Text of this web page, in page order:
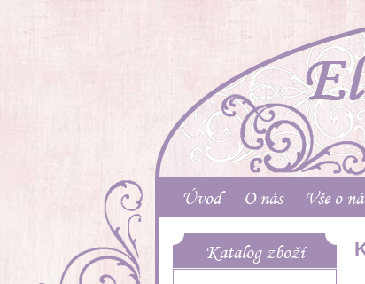
Úvod O nás Vše o
Katalog zboží